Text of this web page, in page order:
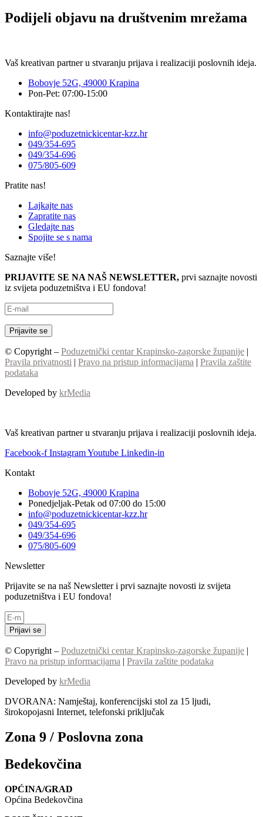
Podijeli objavu na društvenim mrežama
Vaš kreativan partner u stvaranju prijava i realizaciji poslovnih ideja.
Bobovje 52G, 49000 Krapina
Pon-Pet: 07:00-15:00
Kontaktirajte nas!
info@poduzetnickicentar-kzz.hr
049/354-695
049/354-696
075/805-609
Pratite nas!
Lajkajte nas
Zapratite nas
Gledajte nas
Spojite se s nama
Saznajte više!
PRIJAVITE SE NA NAŠ NEWSLETTER, prvi saznajte novosti
iz svijeta poduzetništva i EU fondova!
© Copyright – Poduzetnički centar Krapinsko-zagorske županije |
Pravila privatnosti | Pravo na pristup informacijama | Pravila zaštite
podataka
Developed by krMedia
Vaš kreativan partner u stvaranju prijava i realizaciji poslovnih ideja.
Facebook-f InstagramYoutube Linkedin-in
Kontakt
Bobovje 52G, 49000 Krapina
Ponedjeljak-Petak od 07:00 do 15:00
info@poduzetnickicentar-kzz.hr
049/354-695
049/354-696
075/805-609
Newsletter
Prijavite se na naš Newsletter i prvi saznajte novosti iz svijeta
poduzetništva i EU fondova!
Prijavi se
© Copyright – Poduzetnički centar Krapinsko-zagorske županije |
Pravo na pristup informacijama | Pravila zaštite podataka
Developed by krMedia
DVORANA: Namještaj, konferencijski stol za 15 ljudi,
širokopojasni Internet, telefonski priključak
Zona 9 / Poslovna zona
Bedekovčina
OPĆINA/GRAD
Općina Bedekovčina